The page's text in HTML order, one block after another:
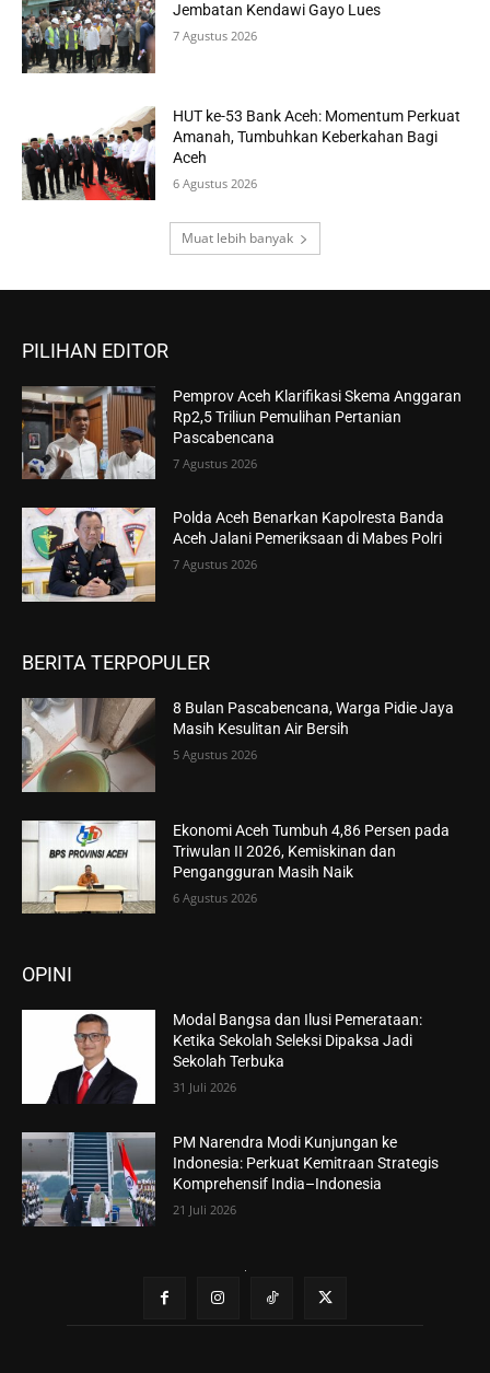
Jembatan Kendawi Gayo Lues
7 Agustus 2026
HUT ke-53 Bank Aceh: Momentum Perkuat
Amanah, Tumbuhkan Keberkahan Bagi
Aceh
6 Agustus 2026
Muat lebih banyak
PILIHAN EDITOR
Pemprov Aceh Klarifikasi Skema Anggaran
Rp2,5 Triliun Pemulihan Pertanian
Pascabencana
7 Agustus 2026
Polda Aceh Benarkan Kapolresta Banda
Aceh Jalani Pemeriksaan di Mabes Polri
7 Agustus 2026
BERITA TERPOPULER
8 Bulan Pascabencana, Warga Pidie Jaya
Masih Kesulitan Air Bersih
5 Agustus 2026
Ekonomi Aceh Tumbuh 4,86 Persen pada
Triwulan II 2026, Kemiskinan dan
Pengangguran Masih Naik
6 Agustus 2026
OPINI
Modal Bangsa dan Ilusi Pemerataan:
Ketika Sekolah Seleksi Dipaksa Jadi
Sekolah Terbuka
31 Juli 2026
PM Narendra Modi Kunjungan ke
Indonesia: Perkuat Kemitraan Strategis
Komprehensif India–Indonesia
21 Juli 2026